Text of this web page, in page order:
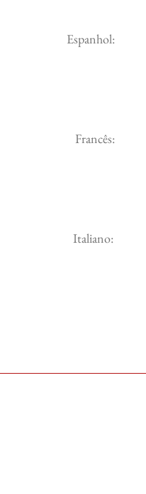
Espanhol:
Francês:
Italiano: